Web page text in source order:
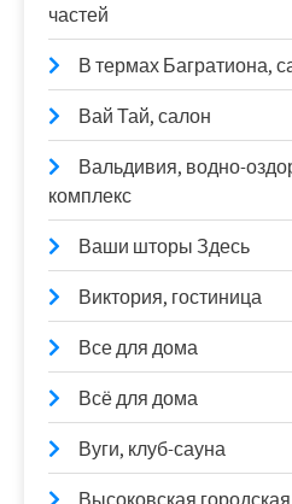
частей
В термах Багратиона,
Вай Тай, салон
Вальдивия, водно-
комплекс
Ваши шторы Здесь
Виктория, гостиница
Все для дома
Всё для дома
Вуги, клуб-сауна